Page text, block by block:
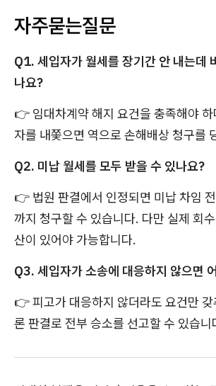
자주묻는질문
Q1. 세입자가 월세를 장기간 안 내는데
나요?
👉 임대차계약 해지 요건을 충족해야
자를 내쫓으면 역으로 손해배상 청구를
Q2. 미납 월세를 모두 받을 수 있나요?
👉 법원 판결에서 인정되면 미납 차임
까지 청구할 수 있습니다. 다만 실제 회
산이 있어야 가능합니다.
Q3. 세입자가 소송에 대응하지 않으면
👉 피고가 대응하지 않더라도 요건만 갖
론 판결로 전부 승소를 선고할 수 있습니